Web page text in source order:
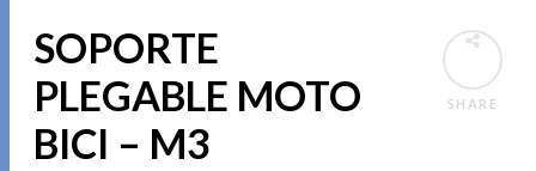
SHARE
SOPORTE
PLEGABLE MOTO
BICI – M3